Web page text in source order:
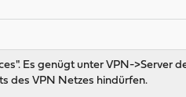
Es genügt unter VPN->Server
des VPN Netzes hindürfen.